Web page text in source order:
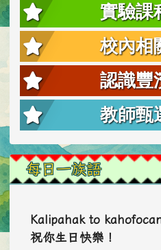
實驗課
校內相
認識豐
教師甄
每日一族語
Kalipahak to
祝你生日快樂！